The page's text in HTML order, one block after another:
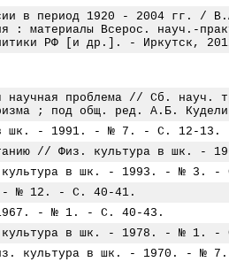
в период 1920 - 2004 гг.
: материалы Всерос. науч.-
РФ [и др.]. - Иркутск,
научная проблема // Сб. науч.
; под общ. ред. А.Б.
в шк. - 1991. - № 7. - С. 12-13.
// Физ. культура в шк.
культура в шк. - 1993. - № 3.
- № 12. - С. 40-41.
1967. - № 1. - С. 40-43.
культура в шк. - 1978. - № 1. -
культура в шк. - 1970. - №